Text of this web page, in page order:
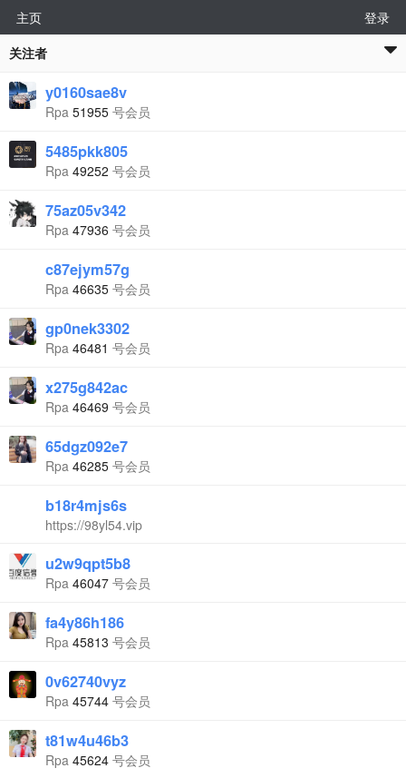
主页
登录
关注者
y0160sae8v
Rpa 51955 号会员
5485pkk805
Rpa 49252 号会员
75az05v342
Rpa 47936 号会员
c87ejym57g
Rpa 46635 号会员
gp0nek3302
Rpa 46481 号会员
x275g842ac
Rpa 46469 号会员
65dgz092e7
Rpa 46285 号会员
b18r4mjs6s
https://98yl54.vip
u2w9qpt5b8
Rpa 46047 号会员
fa4y86h186
Rpa 45813 号会员
0v62740vyz
Rpa 45744 号会员
t81w4u46b3
Rpa 45624 号会员